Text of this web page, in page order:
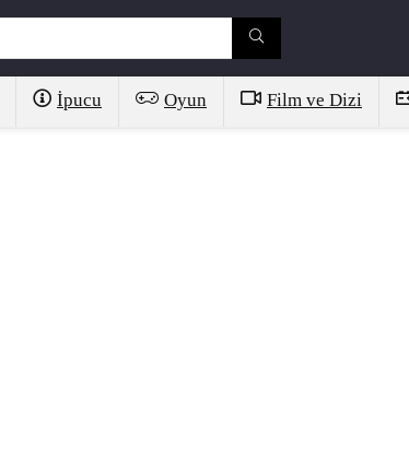
İpucu Oyun Film ve Dizi